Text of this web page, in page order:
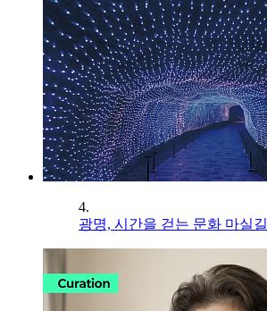
4.
광명, 시간을 걷는 문화 마실길